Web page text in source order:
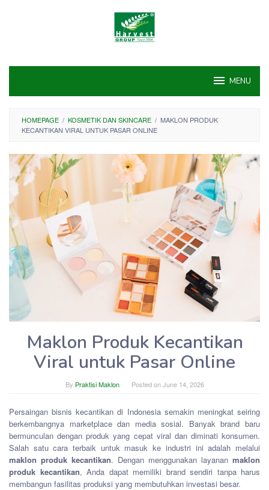
MENU
HOMEPAGE / KOSMETIK DAN SKINCARE / MAKLON PRODUK
KECANTIKAN VIRAL UNTUK PASAR ONLINE
Maklon Produk Kecantikan
Viral untuk Pasar Online
By Praktisi Maklon Posted onJune 14, 2026
Persaingan bisnis kecantikan di Indonesia semakin meningkat seiring
berkembangnya marketplace dan media sosial. Banyak brand baru
bermunculan dengan produk yang cepat viral dan diminati konsumen.
Salah satu cara terbaik untuk masuk ke industri ini adalah melalui
maklon produk kecantikan. Dengan menggunakan layanan maklon
produk kecantikan, Anda dapat memiliki brand sendiri tanpa harus
membangun fasilitas produksi yang membutuhkan investasi besar.